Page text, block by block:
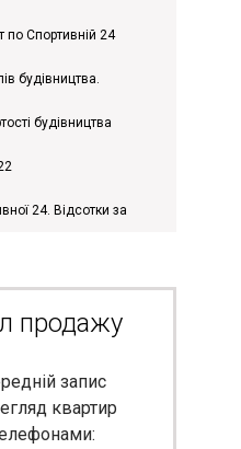
по Спортивній 24
будівництва.
будівництва
24. Відсотки за
продажу
запис
квартир